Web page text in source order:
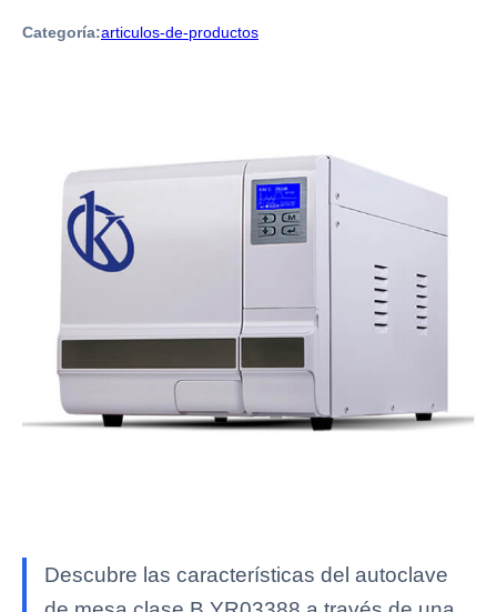
Categoría:articulos-de-productos
Descubre las características del autoclave